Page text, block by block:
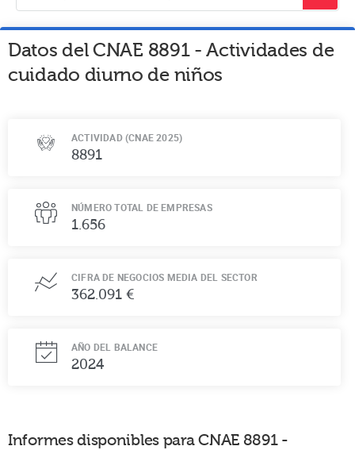
Datos del CNAE 8891-Actividades de
cuidado diurno de niños
ACTIVIDAD (CNAE 2025)
8891
NÚMERO TOTAL DE EMPRESAS
1.656
CIFRA DE NEGOCIOS MEDIA DEL SECTOR
362.091 €
AÑO DEL BALANCE
2024
Informes disponibles para CNAE 8891 -